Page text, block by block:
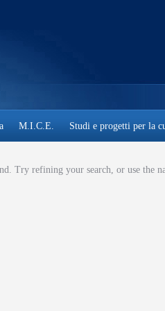
M.I.C.E. Studi e progetti per la
Try refining your search, or use the